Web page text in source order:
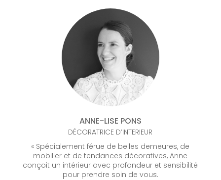
ANNE-LISE PONS
DÉCORATRICE D’INTERIEUR
« Spécialement férue de belles demeures, de
mobilier et de tendances décoratives, Anne
conçoit un intérieur avec profondeur et sensibilité
pour prendre soin de vous.